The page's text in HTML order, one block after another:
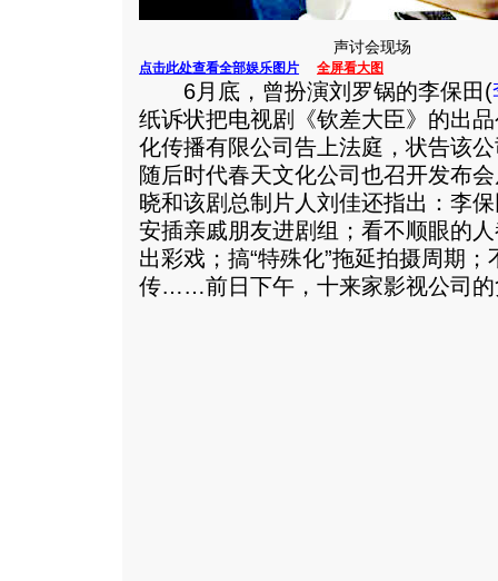
声讨会现场
点击此处查看全部娱乐图片 全屏看大图
6月底，曾扮演刘罗锅的李保田(
纸诉状把电视剧《钦差大臣》的
化传播有限公司告上法庭，状告该
随后时代春天文化公司也召开发布
晓和该剧总制片人刘佳还指出：李
安插亲戚朋友进剧组；看不顺眼的
出彩戏；搞“特殊化”拖延拍摄周期
传……前日下午，十来家影视公司的